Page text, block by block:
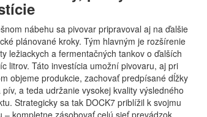
nábehu sa pivovar pripravoval aj na ďalšie
plánované kroky. Tým hlavným je rozšírenie
ležiackych a fermentačných tankov o ďalších
litrov. Táto investícia umožní pivovaru, aj pri
objeme produkcie, zachovať predpísané dĺžky
pív, a teda udržanie vysokej kvality výsledného
Strategicky sa tak DOCK7 priblížil k svojmu